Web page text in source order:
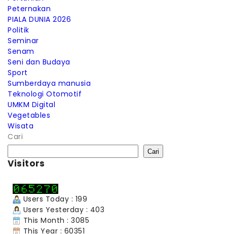
Peternakan
PIALA DUNIA 2026
Politik
Seminar
Senam
Seni dan Budaya
Sport
Sumberdaya manusia
Teknologi Otomotif
UMKM Digital
Vegetables
Wisata
Cari
Cari
Visitors
Users Today : 199
Users Yesterday : 403
This Month : 3085
This Year : 60351